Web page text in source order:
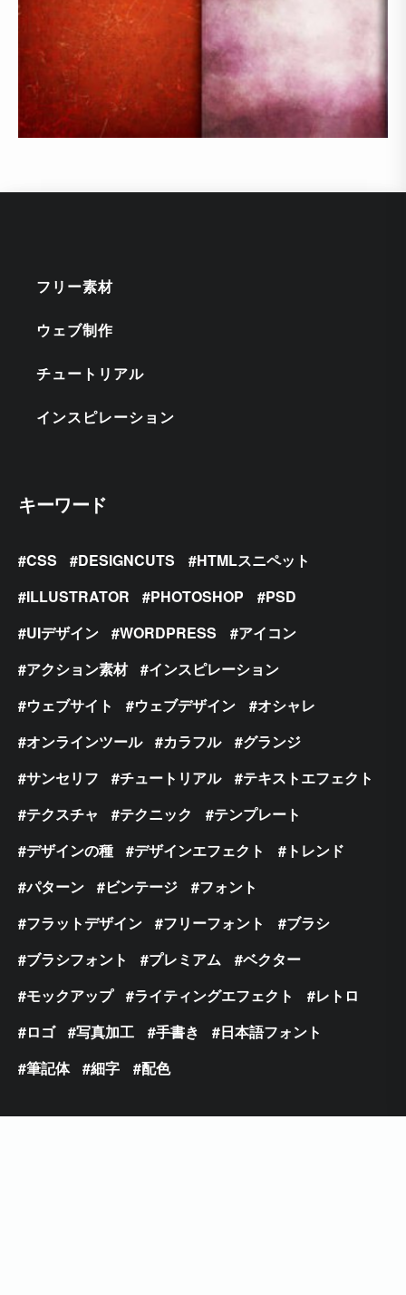
フリー素材
ウェブ制作
チュートリアル
インスピレーション
キーワード
CSS DESIGNCUTS
HTMLスニペット
ILLUSTRATOR
PHOTOSHOP
PSD
UIデザイン
WORDPRESS
アイコン
アクション素材
インスピレーション
ウェブサイト
ウェブデザイン
オシャレ
オンラインツール
カラフル
グランジ
サンセリフ
チュートリアル
テキストエフェクト
テクスチャ
テクニック
テンプレート
デザインの種
デザインエフェクト
トレンド
パターン
ビンテージ
フォント
フラットデザイン
フリーフォント
ブラシ
ブラシフォント
プレミアム
ベクター
モックアップ
ライティングエフェクト
レトロ
ロゴ
写真加工 手書き
日本語フォント
筆記体
細字 配色